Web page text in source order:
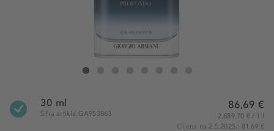
ARMANI Acqua di Giò Profondo Eau de Parfum
30 ml
Šifra artikla GA953863
86,69 €
2.889,70 € / 1 l
Cijena na 2.5.2025.: 81,69 €